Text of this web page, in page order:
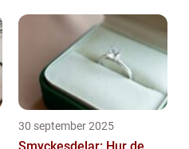
30 september 2025